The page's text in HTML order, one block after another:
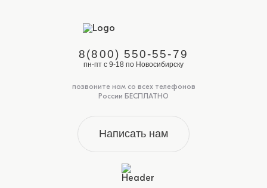
8(800) 550-55-79
пн-пт с 9-18 по Новосибирску
позвоните нам со всех телефонов
России БЕСПЛАТНО
Написать нам